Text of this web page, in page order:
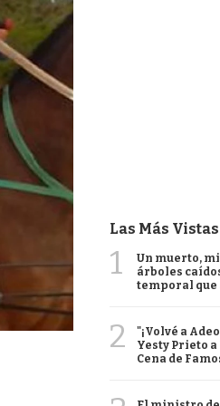
Las Más Vistas
1
Un muerto,
árboles
temporal
2
"¡Volvé a
Yesty Prieto
Cena de